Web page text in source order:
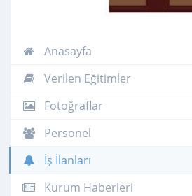
Anasayfa
Verilen Eğitimler
Fotoğraflar
Personel
İş İlanları
Kurum Haberleri